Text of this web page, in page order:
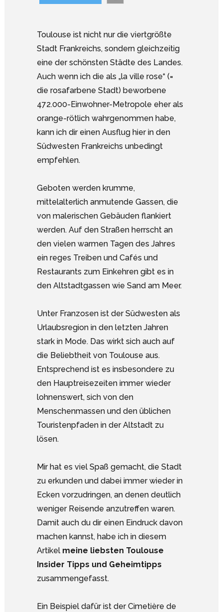
Toulouse ist nicht nur die viertgrößte
Stadt Frankreichs, sondern gleichzeitig
eine der schönsten Städte des Landes.
Auch wenn ich die als „la ville rose“ (=
die rosafarbene Stadt) beworbene
472.000-Einwohner-Metropole eher als
orange-rötlich wahrgenommen habe,
kann ich dir einen Ausflug hier in den
Südwesten Frankreichs unbedingt
empfehlen.
Geboten werden krumme,
mittelalterlich anmutende Gassen, die
von malerischen Gebäuden flankiert
werden. Auf den Straßen herrscht an
den vielen warmen Tagen des Jahres
ein reges Treiben und Cafés und
Restaurants zum Einkehren gibt es in
den Altstadtgassen wie Sand am Meer.
Unter Franzosen ist der Südwesten als
Urlaubsregion in den letzten Jahren
stark in Mode. Das wirkt sich auch auf
die Beliebtheit von Toulouse aus.
Entsprechend ist es insbesondere zu
den Hauptreisezeiten immer wieder
lohnenswert, sich von den
Menschenmassen und den üblichen
Touristenpfaden in der Altstadt zu
lösen.
Mir hat es viel Spaß gemacht, die Stadt
zu erkunden und dabei immer wieder in
Ecken vorzudringen, an denen deutlich
weniger Reisende anzutreffen waren.
Damit auch du dir einen Eindruck davon
machen kannst, habe ich in diesem
Artikel meine liebsten Toulouse
Insider Tipps und Geheimtipps
zusammengefasst.
Ein Beispiel dafür ist der Cimetière de